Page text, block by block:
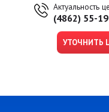
Актуальность
(4862) 55-
УТОЧНИТЬ